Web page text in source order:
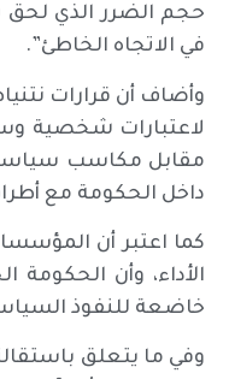
حجم الضرر الذي لحق
في الاتجاه الخاطئ”.
وأضاف أن قرارات
لاعتبارات شخصية
مقابل مكاسب
داخل الحكومة مع
كما اعتبر أن
الأداء، وأن
خاضعة للنفوذ
وفي ما يتعلق